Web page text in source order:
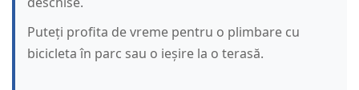
Puteți profita de vreme pentru o plimbare cu
bicicleta în parc sau o ieșire la o terasă.